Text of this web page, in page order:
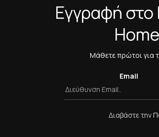
Εγγραφή
Μάθετε πρώτοι για
Email
Διαβάστε την